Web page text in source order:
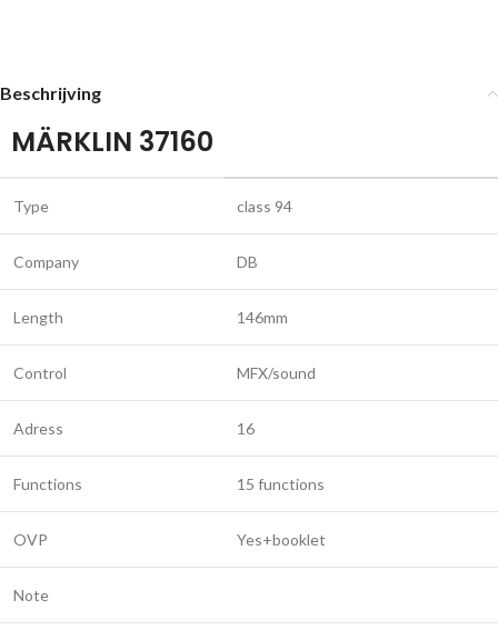
Beschrijving
MÄRKLIN 37160
Type class 94
Company DB
Length 146mm
Control MFX/sound
Adress 16
Functions 15 functions
OVP Yes+booklet
Note